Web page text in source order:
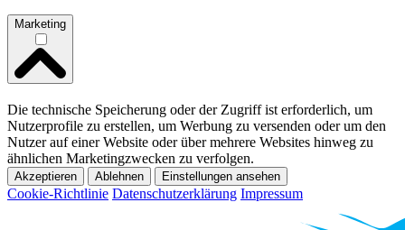
Marketing
Die technische Speicherung oder der Zugriff ist erforderlich, um
Nutzerprofile zu erstellen, um Werbung zu versenden oder um den
Nutzer auf einer Website oder über mehrere Websites hinweg zu
ähnlichen Marketingzwecken zu verfolgen.
Akzeptieren Ablehnen Einstellungen ansehen
Cookie-Richtlinie Datenschutzerklärung Impressum